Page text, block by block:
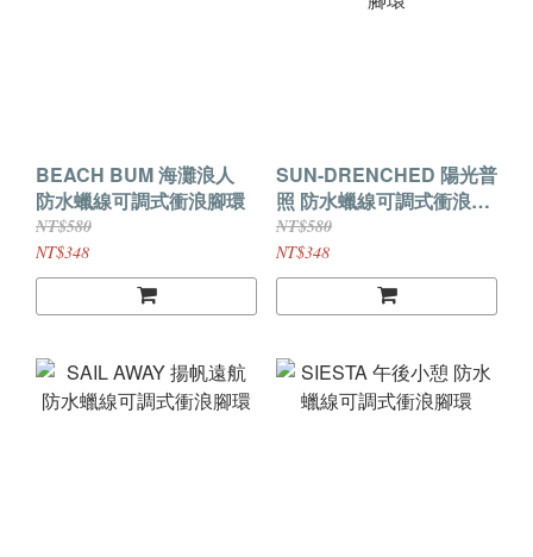
BEACH BUM 海灘浪人
防水蠟線可調式衝浪腳環
NT$580
NT$348
SUN-DRENCHED 陽光普
照 防水蠟線可調式衝浪腳
環
NT$580
NT$348